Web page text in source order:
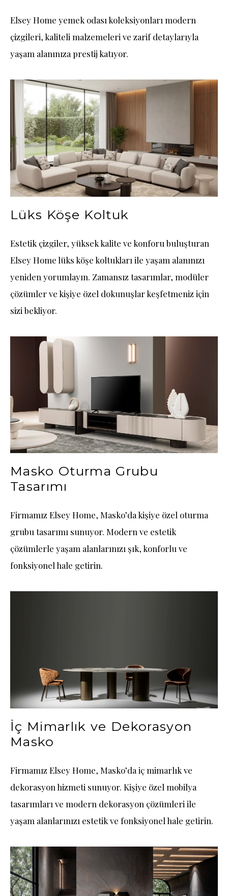
Elsey Home yemek odası koleksiyonları modern
çizgileri, kaliteli malzemeleri ve zarif detaylarıyla
yaşam alanınıza prestij katıyor.
Lüks Köşe Koltuk
Estetik çizgiler, yüksek kalite ve konforu buluşturan
Elsey Home lüks köşe koltukları ile yaşam alanınızı
yeniden yorumlayın. Zamansız tasarımlar, modüler
çözümler ve kişiye özel dokunuşlar keşfetmeniz için
sizi bekliyor.
Masko Oturma Grubu
Tasarımı
Firmamız Elsey Home, Masko’da kişiye özel oturma
grubu tasarımı sunuyor. Modern ve estetik
çözümlerle yaşam alanlarınızı şık, konforlu ve
fonksiyonel hale getirin.
İç Mimarlık ve Dekorasyon
Masko
Firmamız Elsey Home, Masko’da iç mimarlık ve
dekorasyon hizmeti sunuyor. Kişiye özel mobilya
tasarımları ve modern dekorasyon çözümleri ile
yaşam alanlarınızı estetik ve fonksiyonel hale getirin.